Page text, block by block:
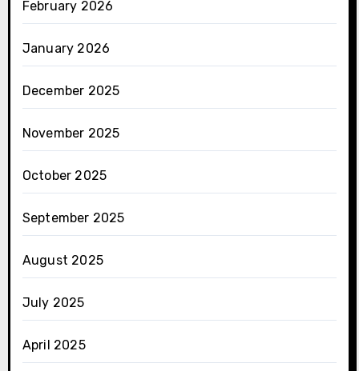
February 2026
January 2026
December 2025
November 2025
October 2025
September 2025
August 2025
July 2025
April 2025